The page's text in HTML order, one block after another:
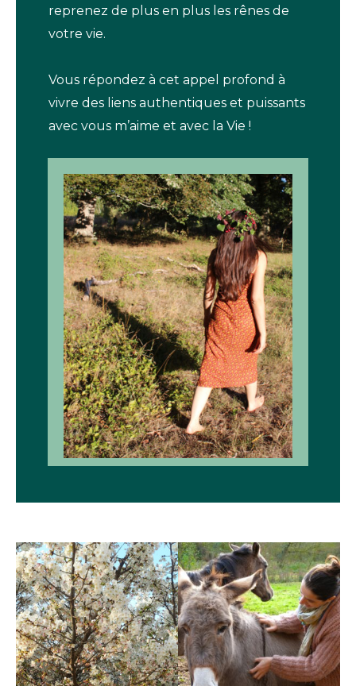
reprenez de plus en plus les rênes de
votre vie.
Vous répondez à cet appel profond à
vivre des liens authentiques et puissants
avec vous m’aime et avec la Vie !